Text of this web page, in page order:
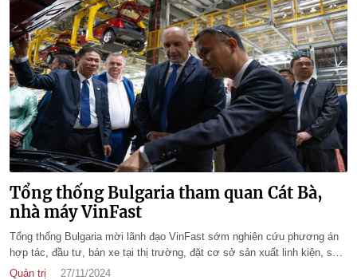
Tổng thống Bulgaria tham quan Cát Bà,
nhà máy VinFast
Tổng thống Bulgaria mời lãnh đạo VinFast sớm nghiên cứu phương án
hợp tác, đầu tư, bán xe tại thị trường, đặt cơ sở sản xuất linh kiện, sản
xuất xe tại Bulgaria.
Quản trị 27/11/2024